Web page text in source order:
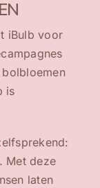
iBulb voor
is
Met deze
laten